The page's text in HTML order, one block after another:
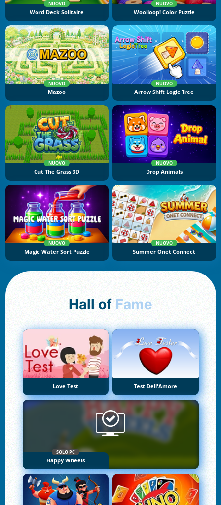
NUOVO
Word Deck Solitaire
NUOVO
Woolloop! Color Puzzle
NUOVO
Mazoo
NUOVO
Arrow Shift Logic Tree
NUOVO
Cut The Grass 3D
NUOVO
Drop Animals
NUOVO
Magic Water Sort Puzzle
NUOVO
Summer Onet Connect
Hall of Fame
Love Test Test Dell'Amore
SOLO PC
Happy Wheels